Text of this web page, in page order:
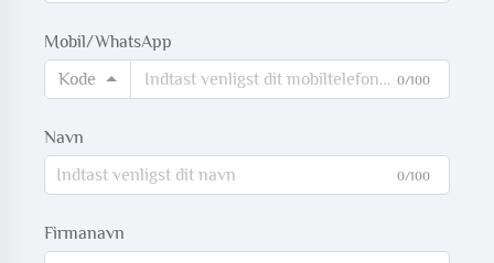
Mobil/WhatsApp
Kode
0/100
Navn
0/100
Firmanavn